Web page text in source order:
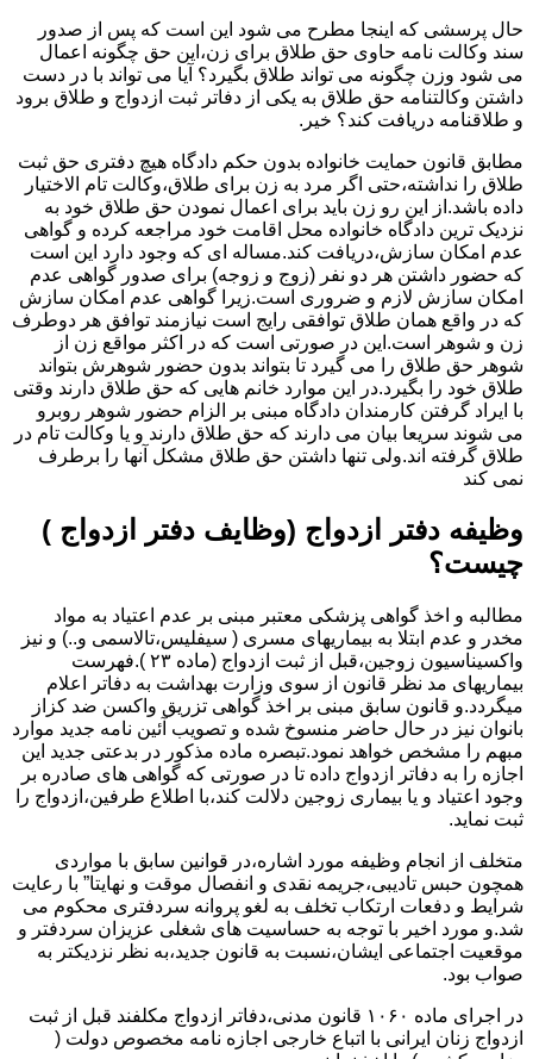
حال پرسشی که اینجا مطرح می شود این است که پس از صدور
سند وکالت نامه حاوی حق طلاق برای زن،این حق چگونه اعمال
می شود وزن چگونه می تواند طلاق بگیرد؟ آیا می تواند با در دست
داشتن وکالتنامه حق طلاق به یکی از دفاتر ثبت ازدواج و طلاق برود
و طلاقنامه دریافت کند؟ خیر.
مطابق قانون حمایت خانواده بدون حکم دادگاه هیچ دفتری حق ثبت
طلاق را نداشته،حتی اگر مرد به زن برای طلاق،وکالت تام الاختیار
داده باشد.از این رو زن باید برای اعمال نمودن حق طلاق خود به
نزدیک ترین دادگاه خانواده محل اقامت خود مراجعه کرده و گواهی
عدم امکان سازش،دریافت کند.مساله ای که وجود دارد این است
که حضور داشتن هر دو نفر (زوج و زوجه) برای صدور گواهی عدم
امکان سازش لازم و ضروری است.زیرا گواهی عدم امکان سازش
که در واقع همان طلاق توافقی رایج است نیازمند توافق هر دوطرف
زن و شوهر است.این در صورتی است که در اکثر مواقع زن از
شوهر حق طلاق را می گیرد تا بتواند بدون حضور شوهرش بتواند
طلاق خود را بگیرد.در این موارد خانم هایی که حق طلاق دارند وقتی
با ایراد گرفتن کارمندان دادگاه مبنی بر الزام حضور شوهر روبرو
می شوند سریعا بیان می دارند که حق طلاق دارند و یا وکالت تام در
طلاق گرفته اند.ولی تنها داشتن حق طلاق مشکل آنها را برطرف
نمی کند
وظیفه دفتر ازدواج (وظایف دفتر ازدواج )
چیست؟
مطالبه و اخذ گواهی پزشکی معتبر مبنی بر عدم اعتیاد به مواد
مخدر و عدم ابتلا به بیماریهای مسری ( سیفلیس،تالاسمی و..) و نیز
واکسیناسیون زوجین،قبل از ثبت ازدواج (ماده ۲۳ ).فهرست
بیماریهای مد نظر قانون از سوی وزارت بهداشت به دفاتر اعلام
میگردد.و قانون سابق مبنی بر اخذ گواهی تزریق واکسن ضد کزاز
بانوان نیز در حال حاضر منسوخ شده و تصویب آئین نامه جدید موارد
مبهم را مشخص خواهد نمود.تبصره ماده مذکور در بدعتی جدید این
اجازه را به دفاتر ازدواج داده تا در صورتی که گواهی های صادره بر
وجود اعتیاد و یا بیماری زوجین دلالت کند،با اطلاع طرفین،ازدواج را
ثبت نماید.
متخلف از انجام وظیفه مورد اشاره،در قوانین سابق با مواردی
همچون حبس تادیبی،جریمه نقدی و انفصال موقت و نهایتا” با رعایت
شرایط و دفعات ارتکاب تخلف به لغو پروانه سردفتری محکوم می
شد.و مورد اخیر با توجه به حساسیت های شغلی عزیزان سردفتر و
موقعیت اجتماعی ایشان،نسبت به قانون جدید،به نظر نزدیکتر به
صواب بود.
در اجرای ماده ۱۰۶۰ قانون مدنی،دفاتر ازدواج مکلفند قبل از ثبت
ازدواج زنان ایرانی با اتباع خارجی اجازه نامه مخصوص دولت (